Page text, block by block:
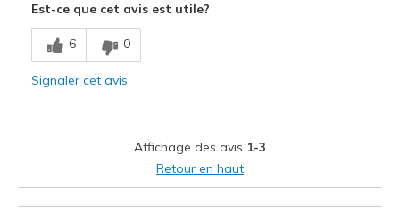
Comfortable
Le contre
None
Est-ce que cet avis est utile?
6 0
Signaler cet avis
Affichage des avis 1-3
Retour en haut